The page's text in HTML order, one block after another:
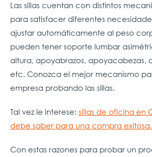
Las sillas cuentan con distintos
para satisfacer diferentes
ajustar automáticamente al peso
pueden tener soporte lumbar
altura, apoyabrazos, apoyacabezas,
etc. Conozca el mejor mecanismo
empresa probando las sillas.
Tal vez le interese: sillas de oficina en
debe saber para una compra exitosa.
Con estas razones para probar un